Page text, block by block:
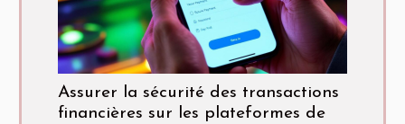
Assurer la sécurité des transactions
financières sur les plateformes de